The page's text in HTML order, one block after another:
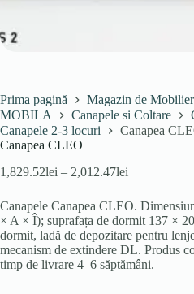
Prima pagină
Magazin de
MOBILA
Canapele si Coltare
Canapele 2-3 locuri
Canapea
Canapea CLEO
1,829.52lei – 2,012.47lei
prețuri:
1,829.52lei
până
la
2,012.47lei
Canapele Canapea CLEO.
× A × Î); suprafața de dormit 137 ×
dormit, ladă de depozitare pentru
mecanism de extindere DL. Produs
timp de livrare 4–6 săptămâni.